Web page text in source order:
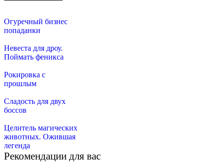
Огуречный бизнес
попаданки
Невеста для дроу.
Поймать феникса
Рокировка с
прошлым
Сладость для двух
боссов
Целитель магических
животных. Ожившая
легенда
Рекомендации для вас